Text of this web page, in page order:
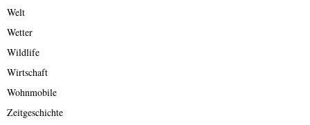
Welt
Wetter
Wildlife
Wirtschaft
Wohnmobile
Zeitgeschichte